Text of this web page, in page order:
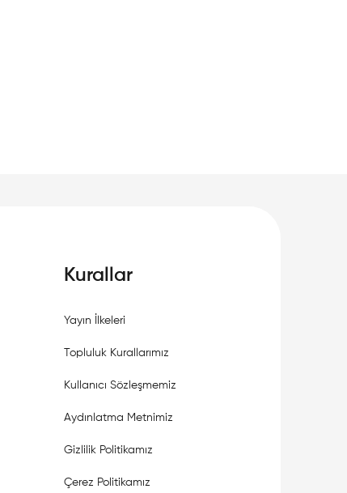
Kurallar
Yayın İlkeleri
Topluluk Kurallarımız
Kullanıcı Sözleşmemiz
Aydınlatma Metnimiz
Gizlilik Politikamız
Çerez Politikamız